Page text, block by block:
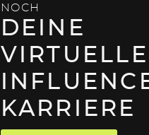
NOCH
DEINE
VIRTUELLE
KARRIERE